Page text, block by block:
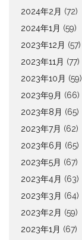
2024年2月 (72)
2024年1月 (59)
2023年12月 (57)
2023年11月 (77)
2023年10月 (59)
2023年9月 (66)
2023年8月 (65)
2023年7月 (62)
2023年6月 (65)
2023年5月 (67)
2023年4月 (63)
2023年3月 (64)
2023年2月 (59)
2023年1月 (67)